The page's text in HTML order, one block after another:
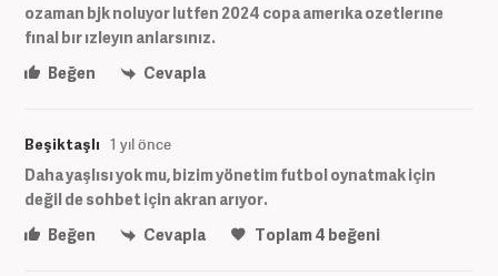
ozaman bjk noluyor lutfen 2024 copa amerıka ozetlerıne
fınal bır ızleyın anlarsınız.
Beğen
Cevapla
Beşiktaşlı 1 yıl önce
Daha yaşlısı yok mu, bizim yönetim futbol oynatmak için
değil de sohbet için akran arıyor.
Beğen
Cevapla Toplam4 beğeni